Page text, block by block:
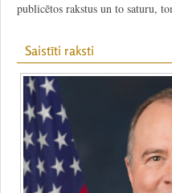
publicētos rakstus un to saturu,
Saistīti raksti